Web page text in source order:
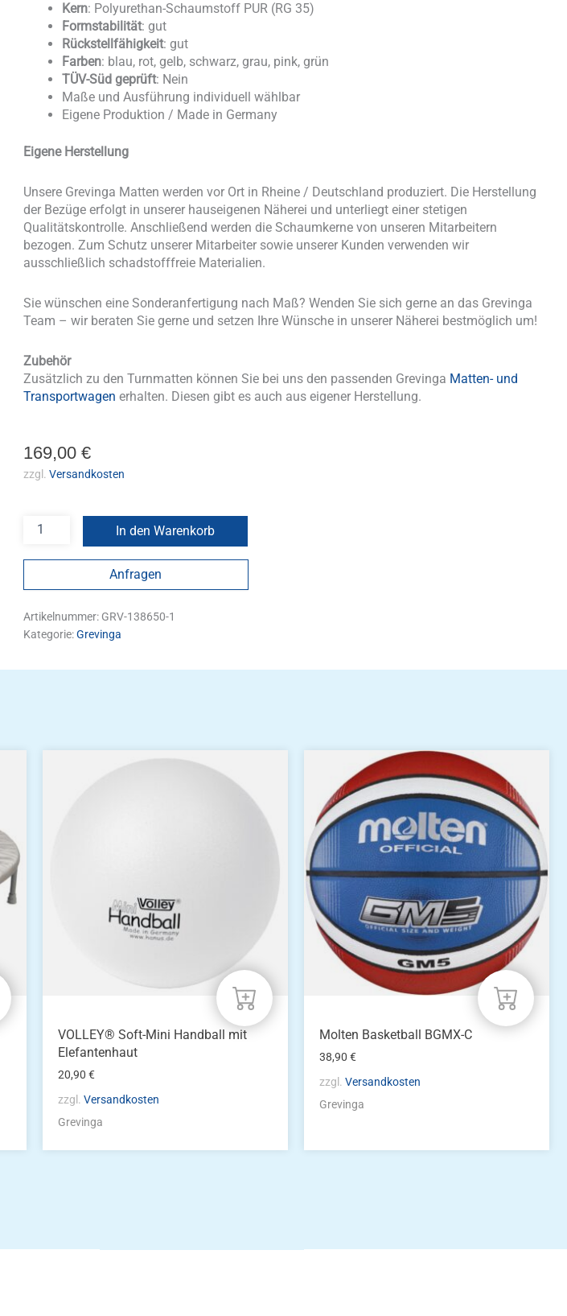
Kern: Polyurethan-Schaumstoff PUR (RG 35)
Formstabilität: gut
Rückstellfähigkeit: gut
Farben: blau, rot, gelb, schwarz, grau, pink, grün
TÜV-Süd geprüft: Nein
Maße und Ausführung individuell wählbar
Eigene Produktion / Made in Germany
Eigene Herstellung
Unsere Grevinga Matten werden vor Ort in Rheine / Deutschland produziert. Die Herstellung
der Bezüge erfolgt in unserer hauseigenen Näherei und unterliegt einer stetigen
Qualitätskontrolle. Anschließend werden die Schaumkerne von unseren Mitarbeitern
bezogen. Zum Schutz unserer Mitarbeiter sowie unserer Kunden verwenden wir
ausschließlich schadstofffreie Materialien.
Sie wünschen eine Sonderanfertigung nach Maß? Wenden Sie sich gerne an das Grevinga
Team – wir beraten Sie gerne und setzen Ihre Wünsche in unserer Näherei bestmöglich um!
Zubehör
Zusätzlich zu den Turnmatten können Sie bei uns den passenden Grevinga Matten- und
Transportwagen erhalten. Diesen gibt es auch aus eigener Herstellung.
169,00 €
zzgl. Versandkosten
In den Warenkorb
Anfragen
Artikelnummer: GRV-138650-1
Kategorie:Grevinga
VOLLEY® Soft-Mini Handball mit
Elefantenhaut
20,90€
zzgl.Versandkosten
Grevinga
Molten Basketball BGMX-C
38,90€
zzgl.Versandkosten
Grevinga